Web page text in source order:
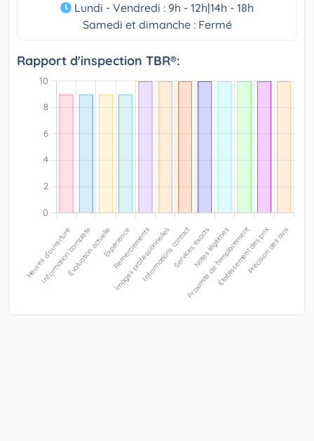
Lundi - Vendredi : 9h - 12h|14h - 18h
Samedi et dimanche : Fermé
Rapport d'inspection TBR®: